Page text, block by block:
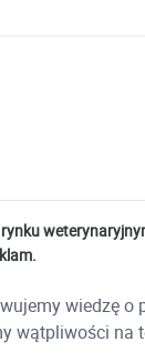
wiedzę o
wątpliwości na